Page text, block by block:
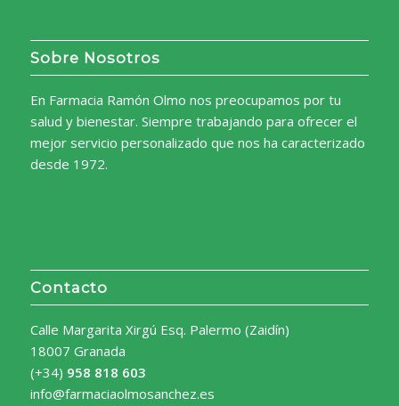
Sobre Nosotros
En Farmacia Ramón Olmo nos preocupamos por tu
salud y bienestar. Siempre trabajando para ofrecer el
mejor servicio personalizado que nos ha caracterizado
desde 1972.
Contacto
Calle Margarita Xirgú Esq. Palermo (Zaidín)
18007 Granada
(+34) 958 818 603
info@farmaciaolmosanchez.es